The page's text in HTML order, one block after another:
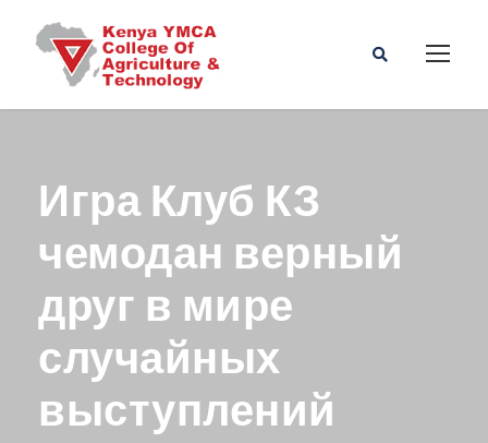
Игра Клуб КЗ
чемодан верный
друг в мире
случайных
выступлений